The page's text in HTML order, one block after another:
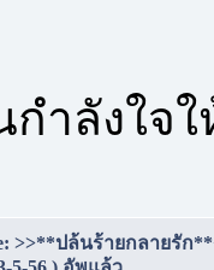
กำลังใจ
>>**ปล้นร้ายกลายรัก